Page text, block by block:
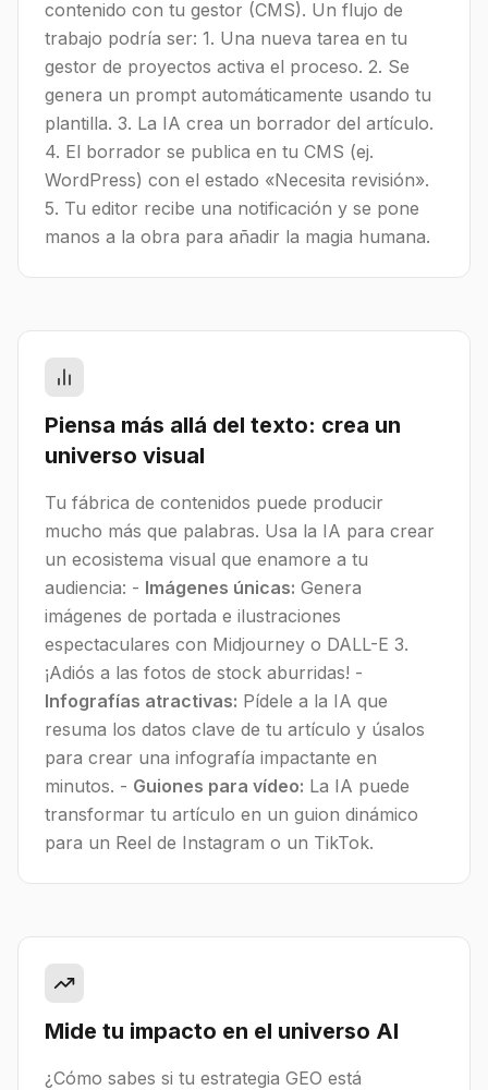
contenido con tu gestor (CMS). Un flujo de
trabajo podría ser: 1. Una nueva tarea en tu
gestor de proyectos activa el proceso. 2. Se
genera un prompt automáticamente usando tu
plantilla. 3. La IA crea un borrador del artículo.
4. El borrador se publica en tu CMS (ej.
WordPress) con el estado «Necesita revisión».
5. Tu editor recibe una notificación y se pone
manos a la obra para añadir la magia humana.
Piensa más allá del texto: crea un
universo visual
Tu fábrica de contenidos puede producir
mucho más que palabras. Usa la IA para crear
un ecosistema visual que enamore a tu
audiencia: - Imágenes únicas: Genera
imágenes de portada e ilustraciones
espectaculares con Midjourney o DALL-E 3.
¡Adiós a las fotos de stock aburridas! -
Infografías atractivas: Pídele a la IA que
resuma los datos clave de tu artículo y úsalos
para crear una infografía impactante en
minutos. - Guiones para vídeo: La IA puede
transformar tu artículo en un guion dinámico
para un Reel de Instagram o un TikTok.
Mide tu impacto en el universo AI
¿Cómo sabes si tu estrategia GEO está